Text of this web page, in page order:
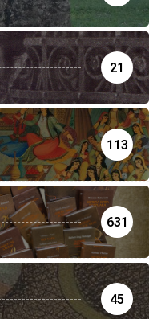
21
113
631
45